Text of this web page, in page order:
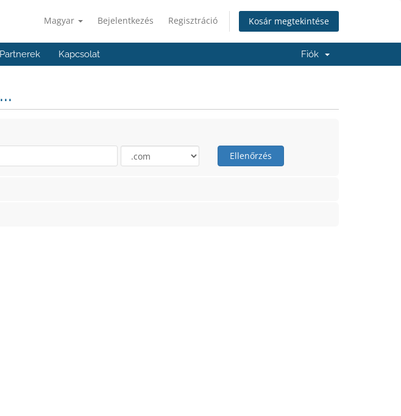
Magyar Bejelentkezés Regisztráció Kosár megtekintése
Partnerek Kapcsolat Fiók
Ellenőrzés